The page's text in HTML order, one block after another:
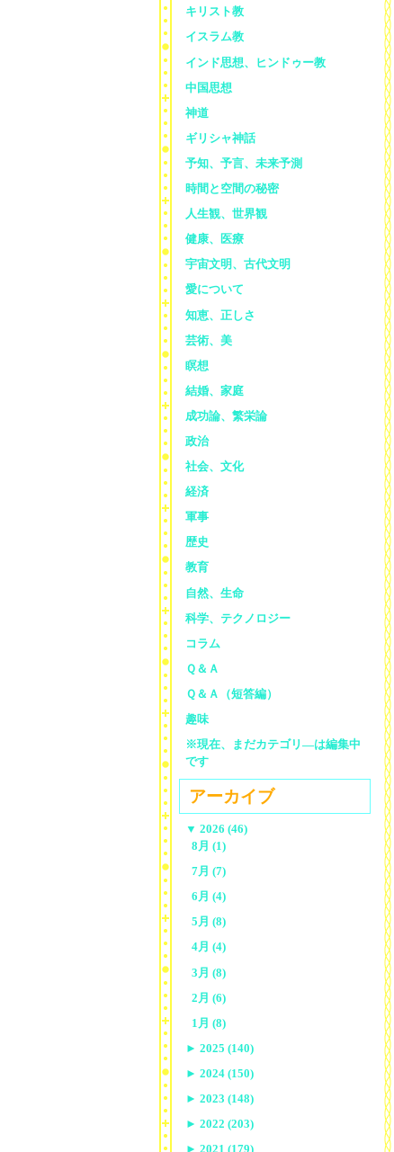
キリスト教
イスラム教
インド思想、ヒンドゥー教
中国思想
神道
ギリシャ神話
予知、予言、未来予測
時間と空間の秘密
人生観、世界観
健康、医療
宇宙文明、古代文明
愛について
知恵、正しさ
芸術、美
瞑想
結婚、家庭
成功論、繁栄論
政治
社会、文化
経済
軍事
歴史
教育
自然、生命
科学、テクノロジー
コラム
Ｑ＆Ａ
Ｑ＆Ａ（短答編）
趣味
※現在、まだカテゴリ—は編集中
です
アーカイブ
▼ 2026 (46)
8月 (1)
7月 (7)
6月 (4)
5月 (8)
4月 (4)
3月 (8)
2月 (6)
1月 (8)
► 2025 (140)
► 2024 (150)
► 2023 (148)
► 2022 (203)
► 2021 (179)